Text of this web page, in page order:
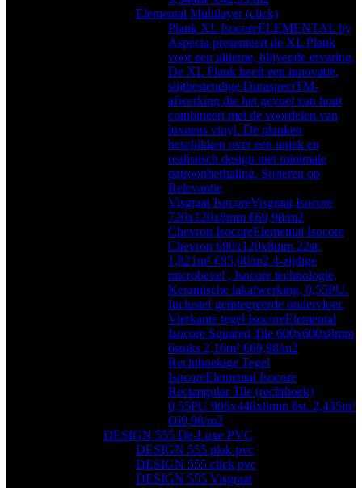
Elemental Multilayer (click)
Plank XL IsocoreELEMENTAL by
Aspecta presenteert de XL Plank
voor een ultieme, blijvende ervaring.
De XL Plank heeft een innovatie,
slijtbestendige DuraspectTM-
afwerking die het gevoel van hout
combineert met de voordelen van
luxueus vinyl. De planken
beschikken over een uniek en
realistisch design met minimale
patroonherhaling. Sorteren op
Relevantie
Visgraat IsocoreVisgraat Isocore
720x120x8mm €69,98/m2
Chevron IsocoreElemental Isocore
Chevron 690x120x8mm 22st.
1,821m² €85,00/m2 4-zijdige
microbevel , Isocore technologie,
Keramische lakafwerking, 0,55PU.
Inclusief geïntegreerde ondervloer.
Vierkante tegel IsocoreElemental
Isocore Squared Tile 600x600x8mm
6stuks 2,16m² €69,98/m2
Rechthoekige Tegel
IsocoreElemental Isocore
Rectangular Tile (rechthoek)
0,55PU 906x448x8mm 6st. 2,435m²
€69,98/m2
DESIGN 555 De-Luxe PVC
DESIGN 555 plak pvc
DESIGN 555 click pvc
DESIGN 555 Visgraat